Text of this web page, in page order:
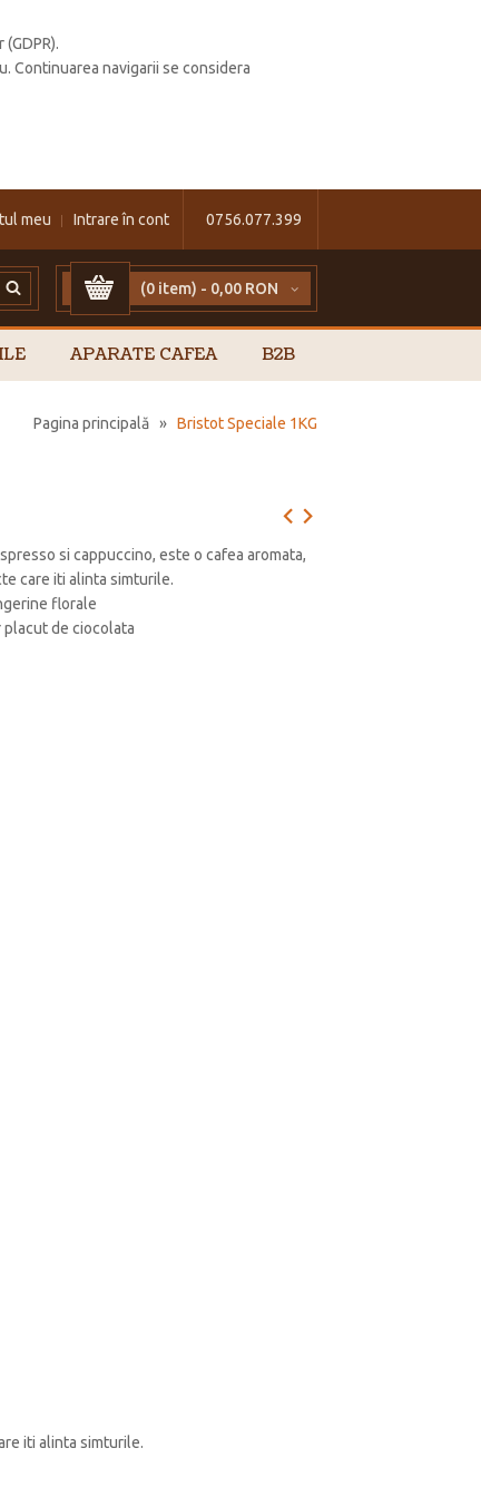
Continuarea navigarii se considera
0756.077.399
meu Intrare în cont
(0 item) - 0,00 RON
APARATE CAFEA B2B
Pagina principală » Bristot Speciale 1KG
si cappuccino, este o cafea aromata,
care iti alinta simturile.
florale
de ciocolata
iti alinta simturile.